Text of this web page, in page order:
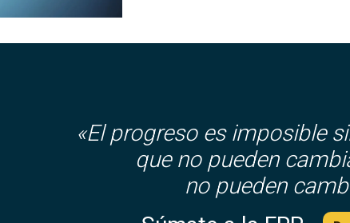
«El progreso es imposible
que no pueden
no pueden